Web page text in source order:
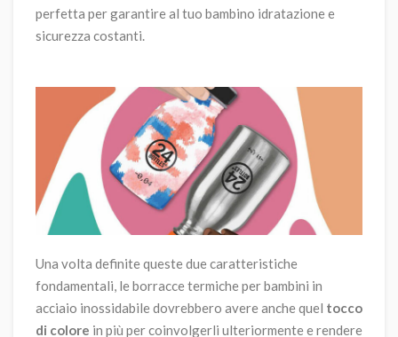
perfetta per garantire al tuo bambino idratazione e
sicurezza costanti.
Una volta definite queste due caratteristiche
fondamentali, le borracce termiche per bambini in
acciaio inossidabile dovrebbero avere anche quel tocco
di colore in più per coinvolgerli ulteriormente e rendere